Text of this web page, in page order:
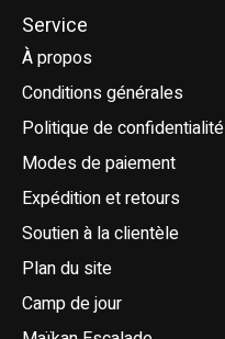
Service
À propos
Conditions générales
Politique de confidentialité
Modes de paiement
Expédition et retours
Soutien à la clientèle
Plan du site
Camp de jour